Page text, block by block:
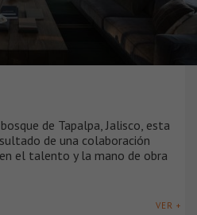
de Tapalpa, Jalisco, esta
de una colaboración
el talento y la mano de obra
VER +